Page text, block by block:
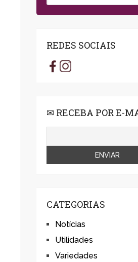
REDES SOCIAIS
✉ RECEBA POR E-
CATEGORIAS
Notícias
Utilidades
Variedades